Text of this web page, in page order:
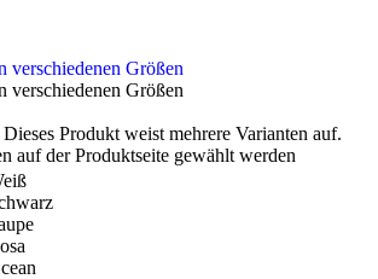
Dieses Produkt weist mehrere Varianten auf.
auf der Produktseite gewählt werden